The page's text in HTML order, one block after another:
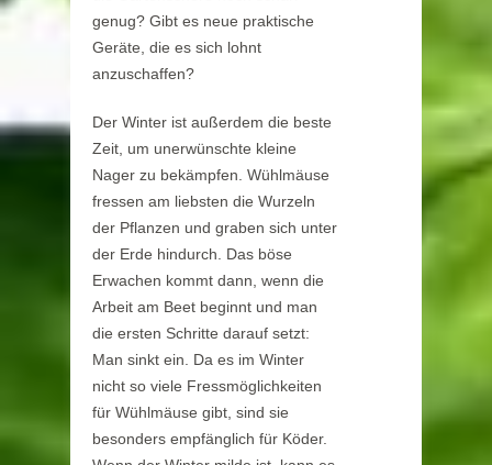
genug? Gibt es neue praktische
Geräte, die es sich lohnt
anzuschaffen?
Der Winter ist außerdem die beste
Zeit, um unerwünschte kleine
Nager zu bekämpfen. Wühlmäuse
fressen am liebsten die Wurzeln
der Pflanzen und graben sich unter
der Erde hindurch. Das böse
Erwachen kommt dann, wenn die
Arbeit am Beet beginnt und man
die ersten Schritte darauf setzt:
Man sinkt ein. Da es im Winter
nicht so viele Fressmöglichkeiten
für Wühlmäuse gibt, sind sie
besonders empfänglich für Köder.